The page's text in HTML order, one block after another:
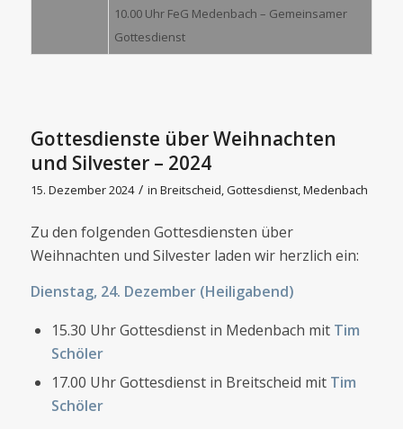
10.00 Uhr FeG Medenbach – Gemeinsamer
Gottesdienst
Gottesdienste über Weihnachten
und Silvester – 2024
15. Dezember 2024 / in Breitscheid,Gottesdienst,Medenbach
Zu den folgenden Gottesdiensten über
Weihnachten und Silvester laden wir herzlich ein:
Dienstag, 24. Dezember (Heiligabend)
15.30 Uhr Gottesdienst in Medenbach mit Tim
Schöler
17.00 Uhr Gottesdienst in Breitscheid mit Tim
Schöler